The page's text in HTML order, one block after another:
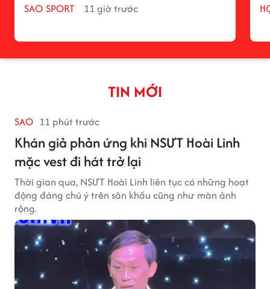
SAO SPORT 11 giờ trước
TIN MỚI
SAO 11 phút trước
Khán giả phản ứng khi NSƯT Hoài Linh
mặc vest đi hát trở lại
Thời gian qua, NSƯT Hoài Linh liên tục có những hoạt
động đáng chú ý trên sân khấu cũng như màn ảnh
rộng.